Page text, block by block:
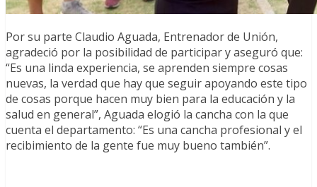
Por su parte Claudio Aguada, Entrenador de Unión,
agradeció por la posibilidad de participar y aseguró que:
“Es una linda experiencia, se aprenden siempre cosas
nuevas, la verdad que hay que seguir apoyando este tipo
de cosas porque hacen muy bien para la educación y la
salud en general”, Aguada elogió la cancha con la que
cuenta el departamento: “Es una cancha profesional y el
recibimiento de la gente fue muy bueno también”.